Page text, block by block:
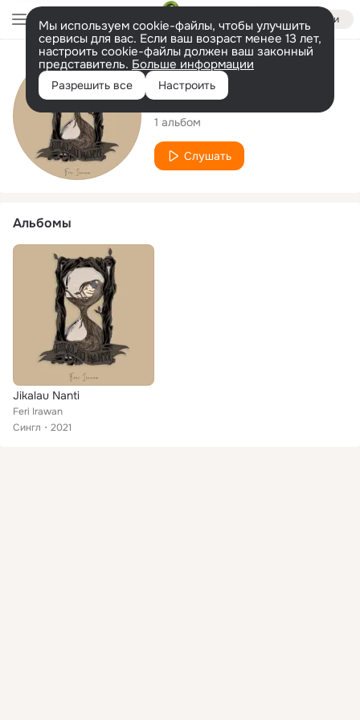
Войти
Мы используем cookie-файлы, чтобы улучшить
сервисы для вас. Если ваш возраст менее 13 лет,
настроить cookie-файлы должен ваш законный
представитель. Больше информации
Разрешить все Настроить
Исполнитель
Feri Irawan
1 альбом
Слушать
Альбомы
Jikalau Nanti
Feri Irawan
Сингл
2021